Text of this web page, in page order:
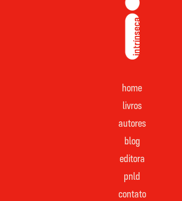
home
livros
autores
blog
editora
pnld
contato